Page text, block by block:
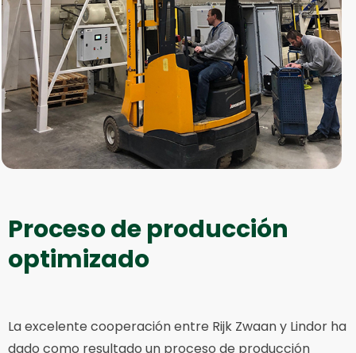
Proceso de producción
optimizado
La excelente cooperación entre Rijk Zwaan y Lindor ha
dado como resultado un proceso de producción